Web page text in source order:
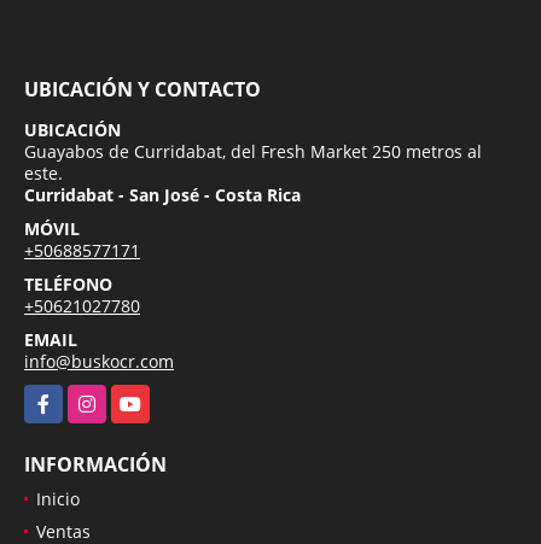
UBICACIÓN Y CONTACTO
UBICACIÓN
Guayabos de Curridabat, del Fresh Market 250 metros al
este.
Curridabat - San José - Costa Rica
MÓVIL
+50688577171
TELÉFONO
+50621027780
EMAIL
info@buskocr.com
FacebookInstagramYouTube
INFORMACIÓN
Inicio
Ventas